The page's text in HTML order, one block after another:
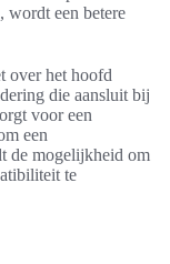
wordt een betere
over het hoofd
die aansluit bij
voor een
een
de mogelijkheid om
te